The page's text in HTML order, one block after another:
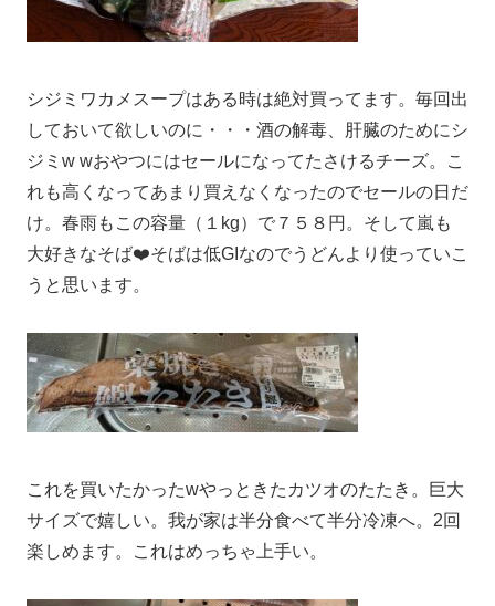
シジミワカメスープはある時は絶対買ってます。毎回出
しておいて欲しいのに・・・酒の解毒、肝臓のためにシ
ジミw wおやつにはセールになってたさけるチーズ。こ
れも高くなってあまり買えなくなったのでセールの日だ
け。春雨もこの容量（１kg）で７５８円。そして嵐も
大好きなそば❤️そばは低GIなのでうどんより使っていこ
うと思います。
これを買いたかったwやっときたカツオのたたき。巨大
サイズで嬉しい。我が家は半分食べて半分冷凍へ。2回
楽しめます。これはめっちゃ上手い。